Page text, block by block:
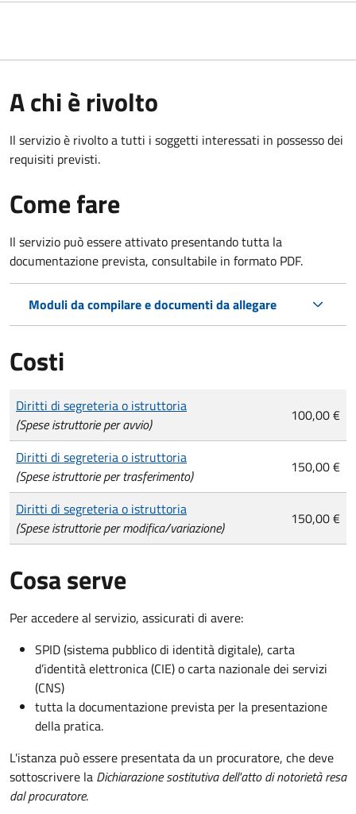
A chi è rivolto
Il servizio è rivolto a tutti i soggetti interessati in possesso dei
requisiti previsti.
Come fare
Il servizio può essere attivato presentando tutta la
documentazione prevista, consultabile in formato PDF.
Moduli da compilare e documenti da allegare
Costi
Tipo di pagamento
Importo
Diritti di segreteria o istruttoria
(Spese istruttorie per avvio)
100,00 €
Diritti di segreteria o istruttoria
(Spese istruttorie per trasferimento)
150,00 €
Diritti di segreteria o istruttoria
(Spese istruttorie per modifica/variazione)
150,00 €
Cosa serve
Per accedere al servizio, assicurati di avere:
SPID (sistema pubblico di identità digitale), carta
d’identità elettronica (CIE) o carta nazionale dei servizi
(CNS)
tutta la documentazione prevista per la presentazione
della pratica.
L'istanza può essere presentata da un procuratore, che deve
sottoscrivere la Dichiarazione sostitutiva dell'atto di notorietà resa
dal procuratore.